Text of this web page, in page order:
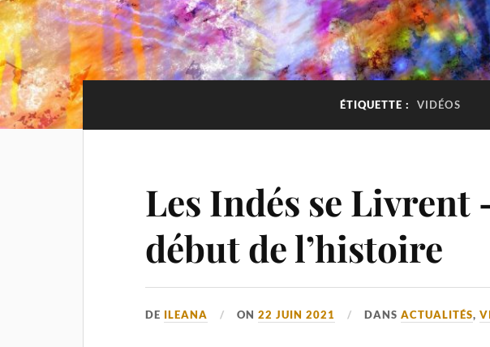
ÉTIQUETTE : VIDÉOS
Les Indés se Livrent
début de l’histoire
DE ILEANA ON22 JUIN 2021 DANSACTUALITÉS,